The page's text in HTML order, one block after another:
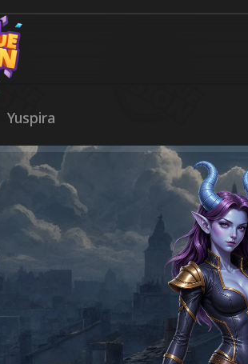
Yuspira